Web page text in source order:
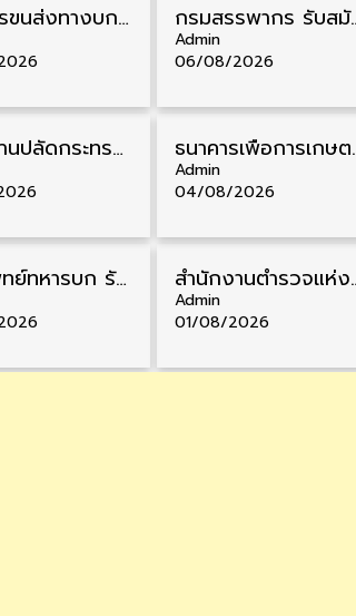
กรมการขนส่งทางบก รับสมัครสอบบรรจุเข้ารับราชการ วุฒิ ปวส. 24 อัตรา รับสมัคร 18 สิงหาคม – 7 กันยายน กรมสรรพากร รับสมัครลูกจ้าง
Admin
06/08/2026
สำนักงานปลัดกระทรวงสาธารณสุข รับสมัครพนักงานราชการรูปแบบพิเศษ วุฒิ ปวส./ป.ตรี 102 อัตรา รับสมัคร 17 – 28 สิงหาคม ธนาคารเพื่อการเกษตรและสห
Admin
04/08/2026
กรมแพทย์ทหารบก รับสมัครพนักงานราชการ วุฒิ ม.3/ม.6/ปวช./ปวท./ปวส. 6 อัตรา รับสมัคร 3 – 7 สิงหาคม สำนักงานตำรวจแห่งชาติ รับสมั
Admin
01/08/2026